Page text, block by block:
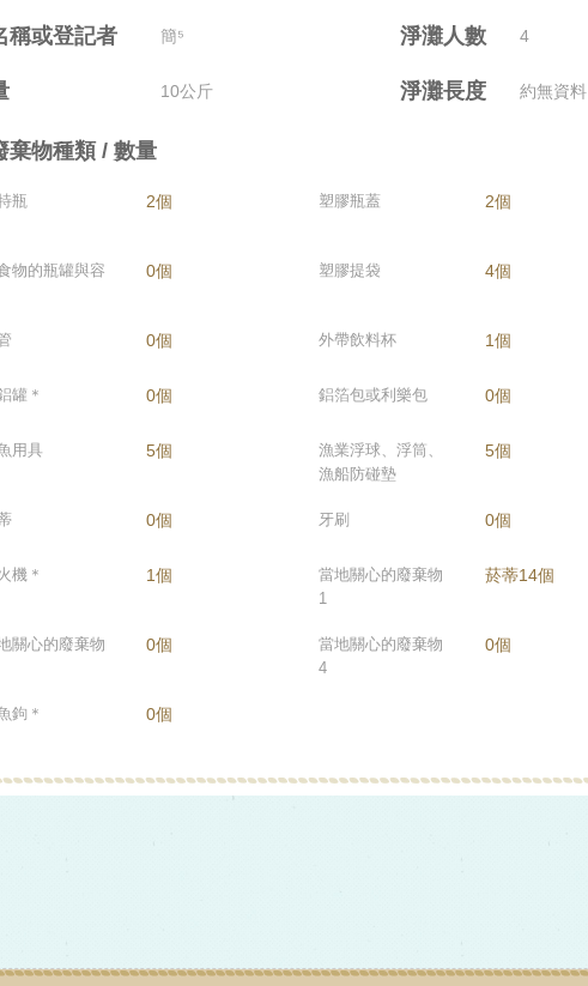
稱或登記者 簡⁵ 淨灘人數 4
10公斤 淨灘長度 約無資料
棄物種類 / 數量
瓶 2個 塑膠瓶蓋 2個
物的瓶罐與容
0個 塑膠提袋 4個
0個 外帶飲料杯 1個
罐＊ 0個 鋁箔包或利樂包 0個
用具 5個
漁業浮球、浮筒、
漁船防碰墊
5個
0個 牙刷 0個
機＊ 1個
當地關心的廢棄物
1
菸蒂14個
關心的廢棄物
0個
當地關心的廢棄物
4
0個
鉤＊ 0個